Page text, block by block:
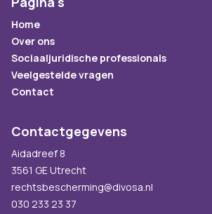
Home
Over ons
Sociaaljuridische professionals
Veelgestelde vragen
Contact
Contactgegevens
Aidadreef 8
3561 GE Utrecht
rechtsbescherming@divosa.nl
030 233 23 37